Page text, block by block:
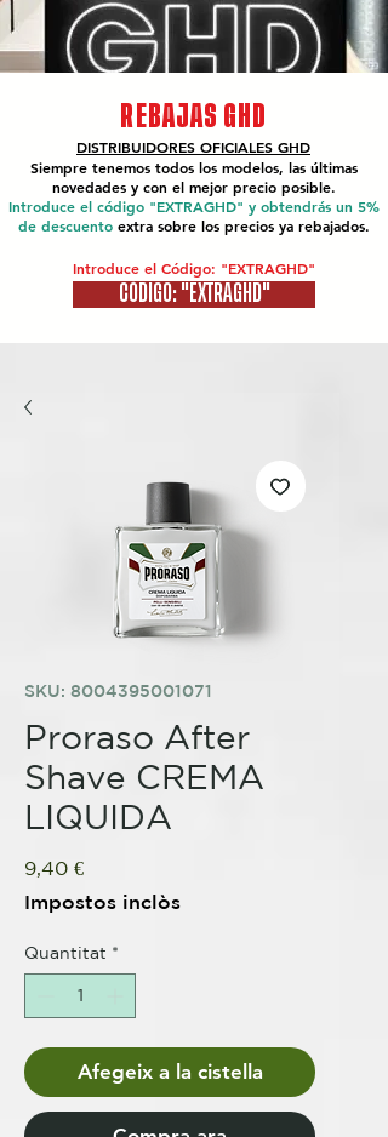
REBAJAS GHD
DISTRIBUIDORES OFICIALES GHD
Siempre tenemos todos los modelos, las últimas
novedades y con el mejor precio posible.
Introduce el código "EXTRAGHD" y obtendrás un 5%
de descuento extra sobre los precios ya rebajados.
Introduce el Código: "EXTRAGHD"
CÓDIGO: "EXTRAGHD"
SKU: 8004395001071
Proraso After
Shave CREMA
LIQUIDA
9,40 €Price
Impostos inclòs
Quantitat *
Afegeix a la cistella